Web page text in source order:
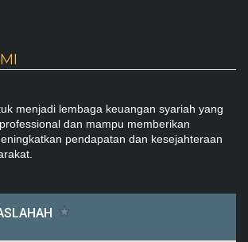
menjadi lembaga keuangan syariah yang
dan mampu memberikan
pendapatan dan kesejahteraan